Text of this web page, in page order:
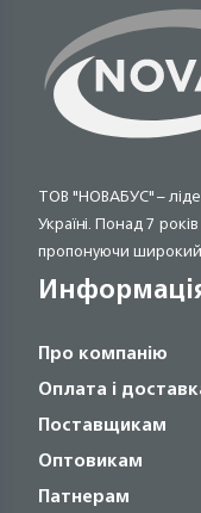
ТОВ "НОВАБУС" –
Україні. Понад 7
пропонуючи широкий
Про компанію
Оплата і
Поставщикам
Оптовикам
Патнерам